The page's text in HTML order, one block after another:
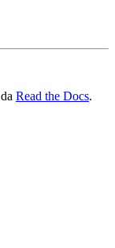
Read the Docs.